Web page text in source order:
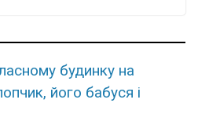
будинку на
його бабуся і